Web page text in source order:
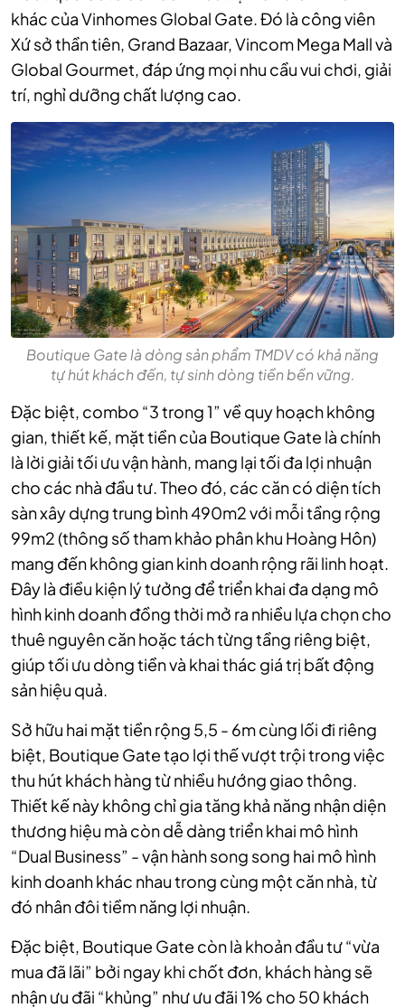
khác của Vinhomes Global Gate. Đó là công viên
Xứ sở thần tiên, Grand Bazaar, Vincom Mega Mall và
Global Gourmet, đáp ứng mọi nhu cầu vui chơi, giải
trí, nghỉ dưỡng chất lượng cao.
Boutique Gate là dòng sản phẩm TMDV có khả năng
tự hút khách đến, tự sinh dòng tiền bền vững.
Đặc biệt, combo “3 trong 1” về quy hoạch không
gian, thiết kế, mặt tiền của Boutique Gate là chính
là lời giải tối ưu vận hành, mang lại tối đa lợi nhuận
cho các nhà đầu tư. Theo đó, các căn có diện tích
sàn xây dựng trung bình 490m2 với mỗi tầng rộng
99m2 (thông số tham khảo phân khu Hoàng Hôn)
mang đến không gian kinh doanh rộng rãi linh hoạt.
Đây là điều kiện lý tưởng để triển khai đa dạng mô
hình kinh doanh đồng thời mở ra nhiều lựa chọn cho
thuê nguyên căn hoặc tách từng tầng riêng biệt,
giúp tối ưu dòng tiền và khai thác giá trị bất động
sản hiệu quả.
Sở hữu hai mặt tiền rộng 5,5 - 6m cùng lối đi riêng
biệt, Boutique Gate tạo lợi thế vượt trội trong việc
thu hút khách hàng từ nhiều hướng giao thông.
Thiết kế này không chỉ gia tăng khả năng nhận diện
thương hiệu mà còn dễ dàng triển khai mô hình
“Dual Business” - vận hành song song hai mô hình
kinh doanh khác nhau trong cùng một căn nhà, từ
đó nhân đôi tiềm năng lợi nhuận.
Đặc biệt, Boutique Gate còn là khoản đầu tư “vừa
mua đã lãi” bởi ngay khi chốt đơn, khách hàng sẽ
nhận ưu đãi “khủng” như ưu đãi 1% cho 50 khách